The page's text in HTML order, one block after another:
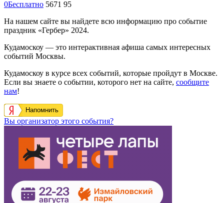
0Бесплатно 5671 95
На нашем сайте вы найдете всю информацию про событие
праздник «Гербер» 2024.
Кудамоскоу — это интерактивная афиша самых интересных
событий Москвы.
Кудамоскоу в курсе всех событий, которые пройдут в Москве.
Если вы знаете о событии, которого нет на сайте, сообщите
нам!
Напомнить
Вы организатор этого события?